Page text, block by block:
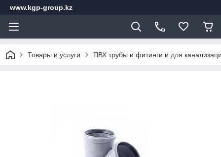
www.kgp-group.kz
Товары и услуги ПВХ трубы и фитинги и для